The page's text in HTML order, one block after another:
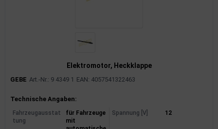
Elektromotor, Heckklappe
GEBE Art.-Nr.: 9 4349 1 EAN: 4057541322463
Produktinformationen
Technische Angaben:
Fahrzeugausstat
tung
für Fahrzeuge
mit
Spannung [V] 12